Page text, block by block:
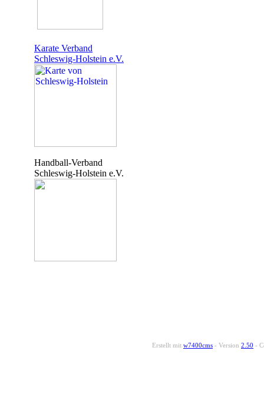
Karate Verband
Schleswig-Holstein e.V.
Handball-Verband
Schleswig-Holstein e.V.
Erstellt mit w7400cms - Version 2.50 -